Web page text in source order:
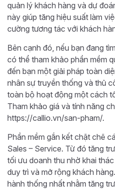
quản lý khách hàng và dự
này giúp tăng hiệu suất làm
cường tương tác với khách
Bên cạnh đó, nếu bạn đang
có thể tham khảo phần mềm
đến bạn một giải pháp toàn
nhân sự truyền thống và thủ
toàn bộ hoạt động một cách
Tham khảo giá và tính năng
https://callio.vn/san-pham/.
Phần mềm gắn kết chặt chẽ
Sales – Service. Từ đó tăng
tối ưu doanh thu nhờ khai
duy trì và mở rộng khách
hành thống nhất nhằm tăng